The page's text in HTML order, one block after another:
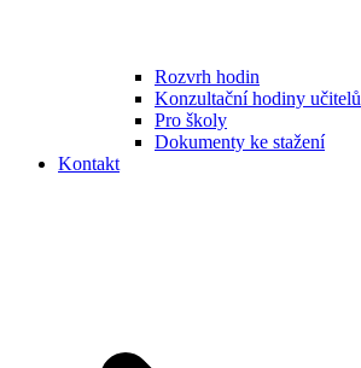
Rozvrh hodin
Konzultační hodiny učitelů
Pro školy
Dokumenty ke stažení
Kontakt